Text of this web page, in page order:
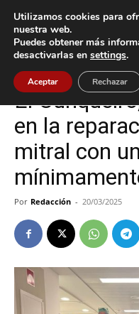
Inicio Vigo
Vigo
El
en la
mitral con
Por Redacción - 20/03/2025
Utilizamos cookies para
nuestra web.
Puedes obtener más
desactivarlas en settings.
Aceptar Rechazar